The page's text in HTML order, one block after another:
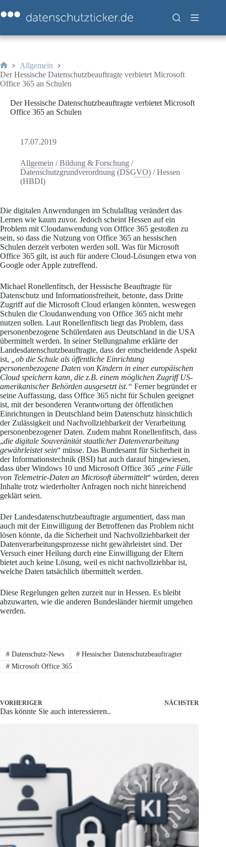
Inhalt
springen
Start
Allgemein
Der Hessische Datenschutzbeauftragte verbietet Microsoft
Office 365 an Schulen
Der Hessische Datenschutzbeauftragte verbietet Microsoft
Office 365 an Schulen
17.07.2019
Allgemein /Bildung & Forschung /
Datenschutzgrundverordnung (DSGVO) /Hessen
(HBDI)
Die digitalen Anwendungen im Schulalltag verändert das
Lernen wie kaum zuvor. Jedoch scheint Hessen auf ein
Problem mit Cloudanwendung von Office 365 gestoßen zu
sein, so dass die Nutzung von Office 365 an hessischen
Schulen derzeit verboten werden soll. Was für Microsoft
Office 365 gilt, ist auch für andere Cloud-Lösungen etwa von
Google oder Apple zutreffend.
Michael Ronellenfitsch, der Hessische Beauftragte für
Datenschutz und Informationsfreiheit, betonte, dass Dritte
Zugriff auf die Microsoft Cloud erlangen könnten, weswegen
Schulen die Cloudanwendung von Office 365 nicht mehr
nutzen sollen. Laut Ronellenfitsch liegt das Problem, dass
personenbezogene Schülerdaten aus Deutschland in die USA
übermittelt werden. In seiner Stellungnahme erklärte der
Landesdatenschutzbeauftragte, dass der entscheidende Aspekt
ist,
„ob die Schule als öffentliche Einrichtung
personenbezogene Daten von Kindern in einer europäischen
Cloud speichern kann, die z.B. einem möglichen Zugriff US-
amerikanischer Behörden ausgesetzt ist.“ Ferner begründet er
seine Auffassung, dass Office 365 nicht für Schulen geeignet
ist, mit der besonderen Verantwortung der öffentlichen
Einrichtungen in Deutschland beim Datenschutz hinsichtlich
der Zulässigkeit und Nachvollziehbarkeit der Verarbeitung
personenbezogener Daten. Zudem mahnt Ronellenfitsch, dass
„die digitale Souveränität staatlicher Datenverarbeitung
gewährleistet sein“ müsse. Das Bundesamt für Sicherheit in
der Informationstechnik (BSI) hat auch darauf hingewiesen,
dass über Windows 10 und Microsoft Office 365 „eine Fülle
von Telemetrie-Daten an Microsoft übermittelt“ würden, deren
Inhalte trotz wiederholter Anfragen noch nicht hinreichend
geklärt seien.
Der Landesdatenschutzbeauftragte argumentiert, dass man
auch mit der Einwilligung der Betroffenen das Problem nicht
lösen könnte, da die Sicherheit und Nachvollziehbarkeit der
Datenverarbeitungsprozesse nicht gewährleistet sind. Der
Versuch einer Heilung durch eine Einwilligung der Eltern
bietet auch keine Lösung, weil es nicht nachvollziehbar ist,
welche Daten tatsächlich übermittelt werden.
Diese Regelungen gelten zurzeit nur in Hessen. Es bleibt
abzuwarten, wie die anderen Bundesländer hiermit umgehen
werden.
#Datenschutz-News #Hessischer Datenschutzbeauftragter
#Microsoft Office 365
VORHERIGER NÄCHSTER
Das könnte Sie auch interessieren..